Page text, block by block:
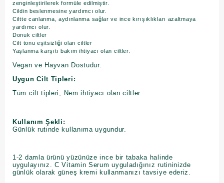
zenginleştirilerek formüle edilmiştir.
Cildin beslenmesine yardımcı olur.
Ciltte canlanma, aydınlanma sağlar ve ince kırışıklıkları azaltmaya
yardımcı olur.
Donuk ciltler
Cilt tonu eşitsizliği olan ciltler
Yaşlanma karşıtı bakım ihtiyacı olan ciltler.
Vegan ve Hayvan Dostudur.
Uygun Cilt Tipleri:
Tüm cilt tipleri, Nem ihtiyacı olan ciltler
Kullanım Şekli:
Günlük rutinde kullanıma uygundur.
1-2 damla ürünü yüzünüze ince bir tabaka halinde
uygulayınız. C Vitamin Serum uyguladığınız rutininizde
günlük olarak güneş kremi kullanmanızı tavsiye ederiz.